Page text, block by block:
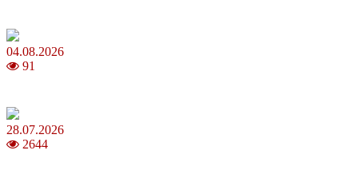
04.08.2026
91
28.07.2026
2644